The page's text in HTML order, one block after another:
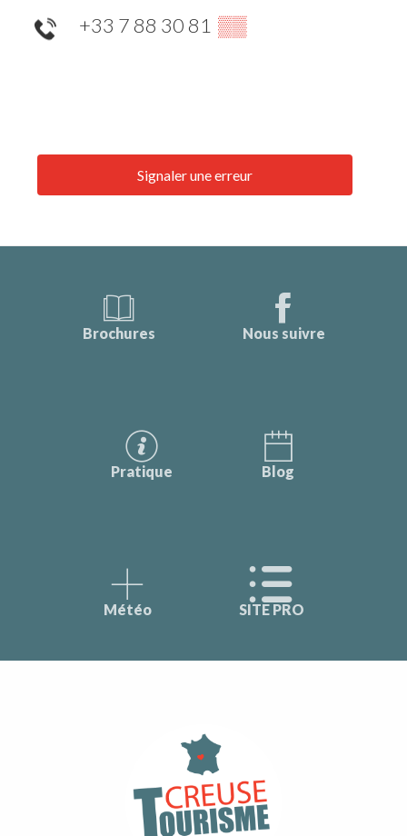
+33 7 88 30 81 ▒▒
Signaler une erreur
Brochures Nous suivre
Pratique Blog
Météo SITE PRO